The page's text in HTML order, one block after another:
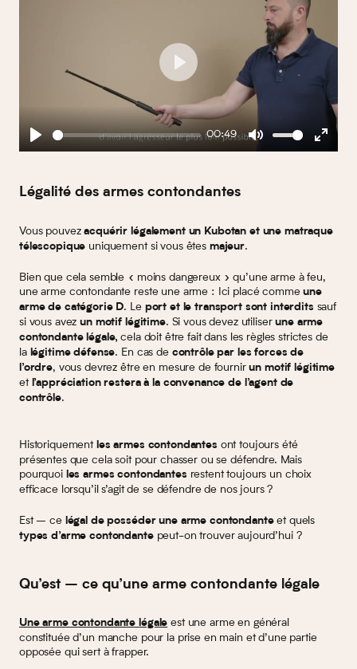
00:49
Play
Légalité des armes contondantes
Vous pouvezacquérir légalement un Kubotan et une matraque
télescopique uniquement si vous êtes majeur.
Bien que cela semble « moins dangereux » qu’une arme à feu,
une arme contondante reste une arme : Ici placé commeune
arme de catégorie D. Le port et le transport sont interdits sauf
si vous avezun motif légitime. Si vous devez utiliserune arme
contondante légale, cela doit être fait dans les règles strictes de
la légitime défense. En cas de contrôle par les forces de
l’ordre, vous devrez être en mesure de fournirun motif légitime
et l’appréciation restera à la convenance de l’agent de
contrôle.
Historiquement les armes contondantes ont toujours été
présentes que cela soit pour chasser ou se défendre. Mais
pourquoi les armes contondantes restent toujours un choix
efficace lorsqu’il s’agit de se défendre de nos jours ?
Est – ce légal de posséder une arme contondanteet quels
types d’arme contondantepeut-on trouver aujourd’hui ?
Qu’est – ce qu’une arme contondante légale
Une arme contondante légale est une arme en général
constituée d’un manche pour la prise en main et d’une partie
opposée qui sert à frapper.